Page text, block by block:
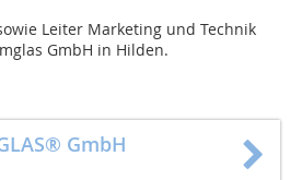
Leiter Marketing und Technik
GmbH in Hilden.
GmbH